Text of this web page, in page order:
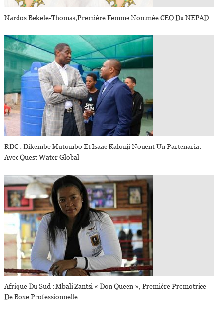
Nardos Bekele-Thomas,première Femme Nommée CEO Du NEPAD
RDC : Dikembe Mutombo Et Isaac Kalonji Nouent Un Partenariat
Avec Quest Water Global
Afrique Du Sud : Mbali Zantsi « Don Queen », Première Promotrice
De Boxe Professionnelle